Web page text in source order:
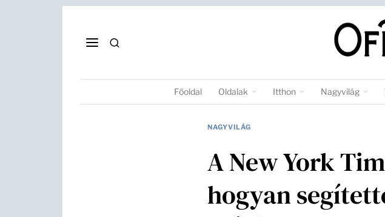
Főoldal Oldalak Itthon Nagyvilág
NAGYVILÁG
A New York
hogyan